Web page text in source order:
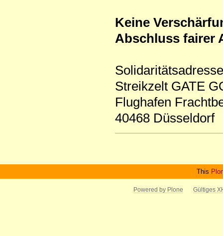
Keine
Abschluss fairer
Streikzelt GATE
Flughafen
40468 Düsseldorf
This
Powered by Plone Gültiges